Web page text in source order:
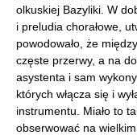
olkuskiej Bazyliki. W
i preludia chorałowe,
powodowało, że
częste przerwy, a na
asystenta i sam
których włącza się i
instrumentu. Miało to
obserwować na